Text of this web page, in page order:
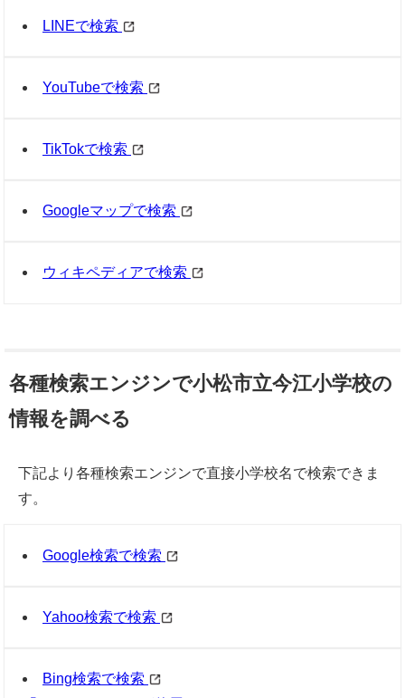
LINEで検索
YouTubeで検索
TikTokで検索
Googleマップで検索
ウィキペディアで検索
各種検索エンジンで小松市立今江小学校の
情報を調べる
下記より各種検索エンジンで直接小学校名で検索できま
す。
Google検索で検索
Yahoo検索で検索
Bing検索で検索